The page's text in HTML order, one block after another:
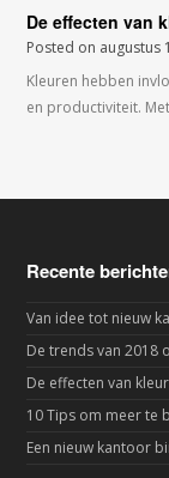
De effecten van
Posted on augustus
Kleuren hebben
en productiviteit.
Recente
Van idee tot nieuw
De trends van 2018
De effecten van
10 Tips om meer te
Een nieuw kantoor